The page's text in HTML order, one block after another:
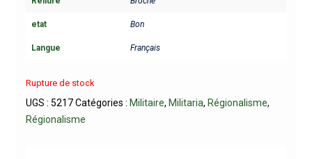
etat Bon
Langue Français
Rupture de stock
UGS : 5217 Catégories : Militaire, Militaria, Régionalisme,
Régionalisme